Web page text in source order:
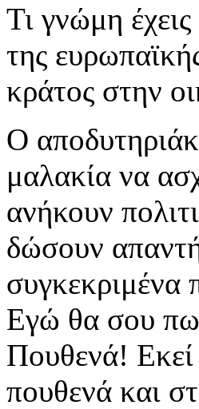
Τι γνώμη
της
κράτος στην
Ο
μαλακία να
ανήκουν
δώσουν
συγκεκριμένα
Εγώ θα σου
Πουθενά!
πουθενά και